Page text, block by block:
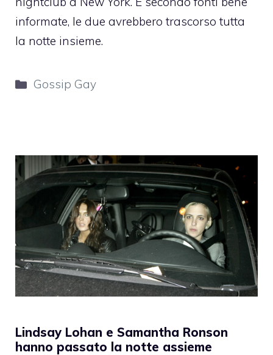
informate, le due avrebbero trascorso tutta
la notte insieme.
Categorie
Gossip Gay
Lindsay Lohan e Samantha Ronson
hanno passato la notte assieme